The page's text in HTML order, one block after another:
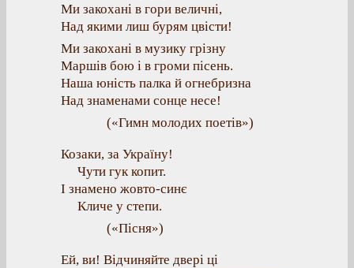
Ми закохані в гори величні,
Над якими лиш бурям цвісти!
Ми закохані в музику грізну
Маршів бою і в громи пісень.
Наша юність палка й огнебризна
Над знаменами сонце несе!
(«Гимн молодих поетів»)
Козаки, за Україну!
Чути гук копит.
І знамено жовто-синє
Кличе у степи.
(«Пісня»)
Ей, ви! Відчиняйте двері ці